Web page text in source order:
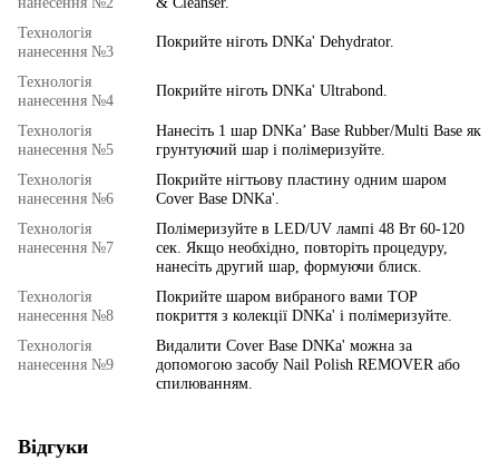
Технологія
нанесення №3
Покрийте ніготь DNKa' Dehydrator.
Технологія
нанесення №4
Покрийте ніготь DNKa' Ultrabond.
Технологія
нанесення №5
Нанесіть 1 шар DNKa’ Base Rubber/Multi Base як
грунтуючий шар і полімеризуйте.
Технологія
нанесення №6
Покрийте нігтьову пластину одним шаром
Cover Base DNKa'.
Технологія
нанесення №7
Полімеризуйте в LED/UV лампі 48 Вт 60-120
сек. Якщо необхідно, повторіть процедуру,
нанесіть другий шар, формуючи блиск.
Технологія
нанесення №8
Покрийте шаром вибраного вами TOP
покриття з колекції DNKa' і полімеризуйте.
Технологія
нанесення №9
Видалити Cover Base DNKa' можна за
допомогою засобу Nail Polish REMOVER або
спилюванням.
Відгуки